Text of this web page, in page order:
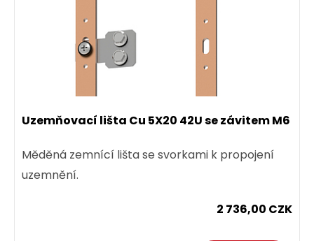
Uzemňovací lišta Cu 5X20 42U se závitem M6
Měděná zemnící lišta se svorkami k propojení
uzemnění.
2 736,00 CZK